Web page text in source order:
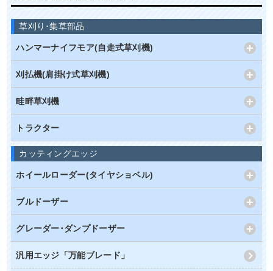
草刈り･集草部品
ハンマーナイフモア(自走式草刈機)
刈払機(肩掛け式草刈機)
畦畔草刈機
トラクター
カッティングエッジ
ホイールローダー(タイヤショベル)
ブルドーザー
グレーダー･ダンプドーザー
汎用エッジ「万能ブレード」